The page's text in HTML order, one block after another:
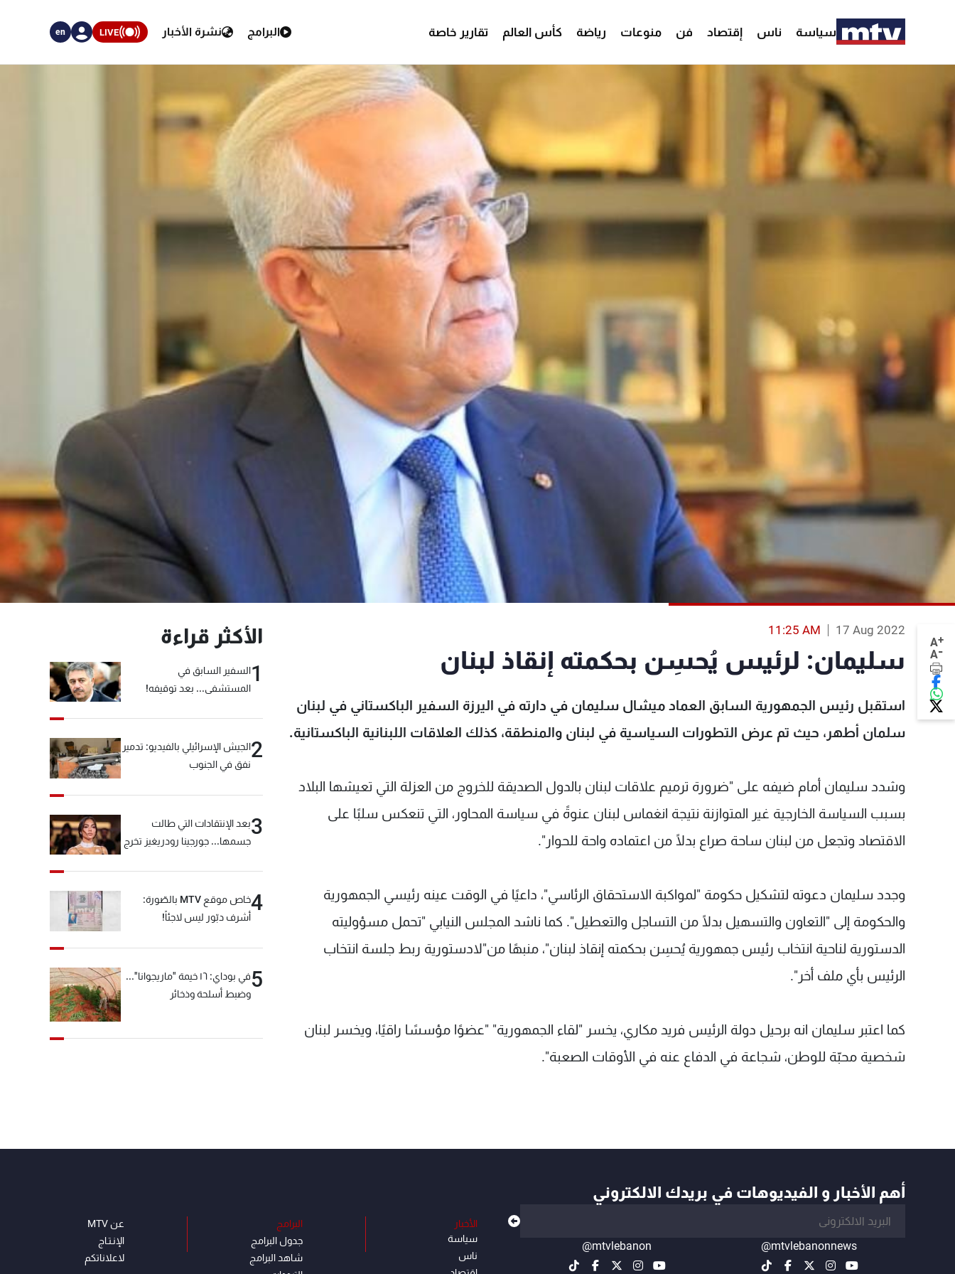
سياسة ناس إقتصاد فن منوعات رياضة كأس العالم تقارير خاصة البرامج نشرة الأخبار LIVE
en
A+
A-
17 Aug 2022
11:25 AM
سليمان: لرئيس يُحسِن بحكمته إنقاذ لبنان
استقبل رئيس الجمهورية السابق العماد ميشال سليمان في دارته في اليرزة السفير الباكستاني في لبنان
سلمان أطهر، حيث تم عرض التطورات السياسية في لبنان والمنطقة، كذلك العلاقات اللبنانية الباكستانية.
وشدد سليمان أمام ضيفه على "ضرورة ترميم علاقات لبنان بالدول الصديقة للخروج من العزلة التي تعيشها البلاد
بسبب السياسة الخارجية غير المتوازنة نتيجة انغماس لبنان عنوةً في سياسة المحاور، التي تنعكس سلبًا على
الاقتصاد وتجعل من لبنان ساحة صراع بدلًا من اعتماده واحة للحوار".
وجدد سليمان دعوته لتشكيل حكومة "لمواكبة الاستحقاق الرئاسي"، داعيًا في الوقت عينه رئيسي الجمهورية
والحكومة إلى "التعاون والتسهيل بدلًا من التساجل والتعطيل". كما ناشد المجلس النيابي "تحمل مسؤوليته
الدستورية لناحية انتخاب رئيس جمهورية يُحسِن بحكمته إنقاذ لبنان"، منبهًا من"لادستورية ربط جلسة انتخاب
الرئيس بأي ملف أخر".
كما اعتبر سليمان انه برحيل دولة الرئيس فريد مكاري، يخسر "لقاء الجمهورية" "عضوًا مؤسسًا راقيًا، ويخسر لبنان
شخصية محبّة للوطن، شجاعة في الدفاع عنه في الأوقات الصعبة".
الأكثر قراءة
1السفير السابق في
المستشفى... بعد توقيفه!
2الجيش الإسرائيلي بالفيديو: تدمير
نفق في الجنوب
3بعد الإنتقادات التي طالت
جسمها... جورجينا رودريغيز تخرج
4
خاص موقع MTV بالصّورة:
أشرف دبّور ليس لاجئاً!
5
في بوداي: ١٦ خيمة "ماريجوانا"...
وضبط أسلحة وذخائر
أهم الأخبار و الفيديوهات في بريدك الالكتروني
@mtvlebanonnews
@mtvlebanon
الأخبار
سياسة
ناس
البرامج
جدول البرامج
شاهد البرامج
عن MTV
الإنـتـاج
لاعلاناتكم